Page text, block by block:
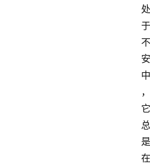
处
于
不
安
中
，
它
总
是
在